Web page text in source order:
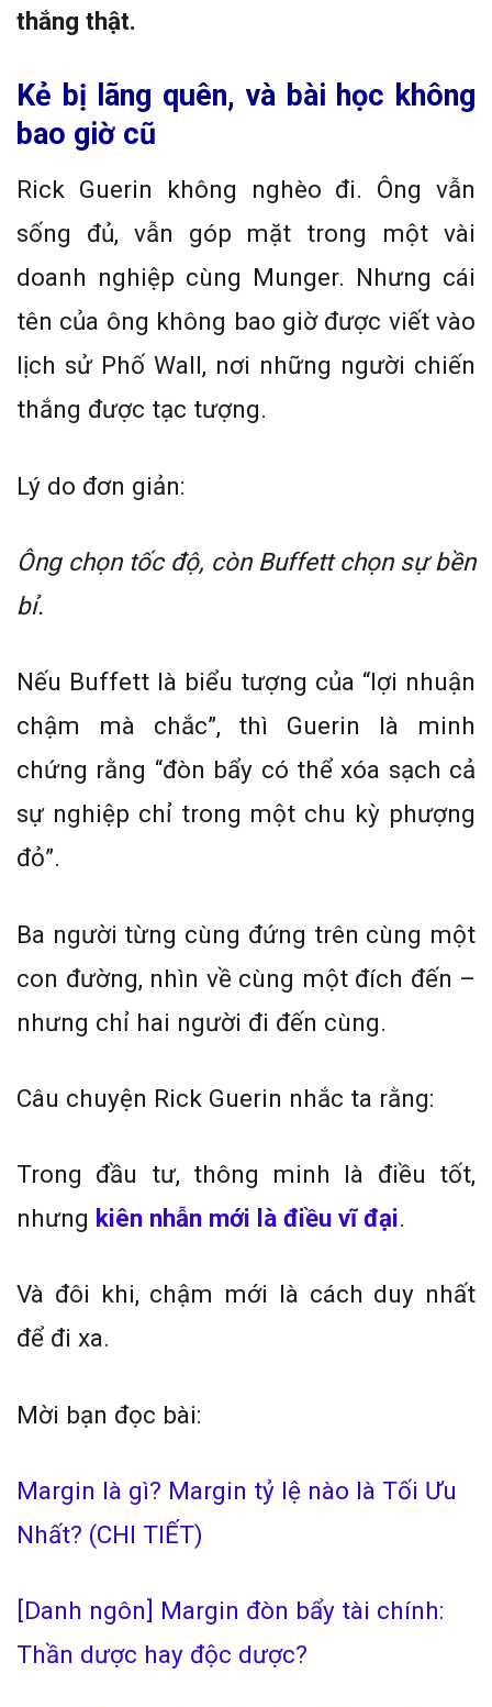
thắng thật.
Kẻ bị lãng quên, và bài học không
bao giờ cũ
Rick Guerin không nghèo đi. Ông vẫn
sống đủ, vẫn góp mặt trong một vài
doanh nghiệp cùng Munger. Nhưng cái
tên của ông không bao giờ được viết vào
lịch sử Phố Wall, nơi những người chiến
thắng được tạc tượng.
Lý do đơn giản:
Ông chọn tốc độ, còn Buffett chọn sự bền
bỉ.
Nếu Buffett là biểu tượng của “lợi nhuận
chậm mà chắc”, thì Guerin là minh
chứng rằng “đòn bẩy có thể xóa sạch cả
sự nghiệp chỉ trong một chu kỳ phượng
đỏ”.
Ba người từng cùng đứng trên cùng một
con đường, nhìn về cùng một đích đến –
nhưng chỉ hai người đi đến cùng.
Câu chuyện Rick Guerin nhắc ta rằng:
Trong đầu tư, thông minh là điều tốt,
nhưng kiên nhẫn mới là điều vĩ đại.
Và đôi khi, chậm mới là cách duy nhất
để đi xa.
Mời bạn đọc bài:
Margin là gì? Margin tỷ lệ nào là Tối Ưu
Nhất? (CHI TIẾT)
[Danh ngôn] Margin đòn bẩy tài chính:
Thần dược hay độc dược?